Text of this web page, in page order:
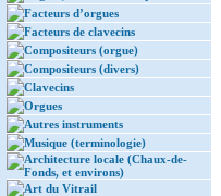
Facteurs d’orgues
Facteurs de clavecins
Compositeurs (orgue)
Compositeurs (divers)
Clavecins
Orgues
Autres instruments
Musique (terminologie)
Architecture locale (Chaux-de-
Fonds, et environs)
Art du Vitrail